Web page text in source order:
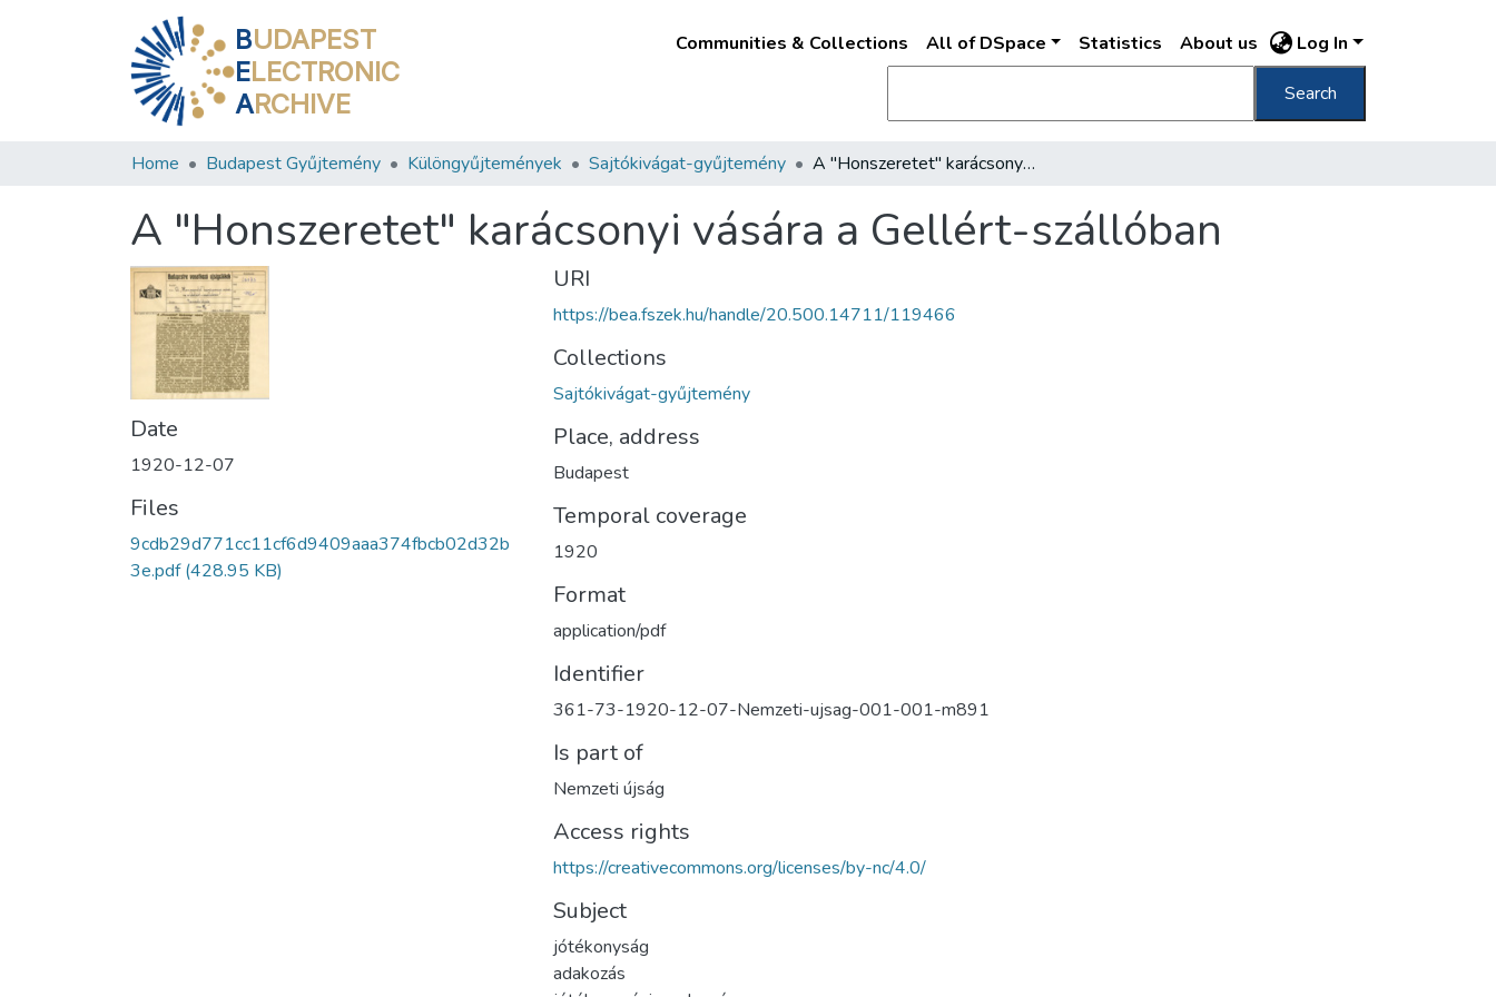
BUDAPEST
ELECTRONIC
ARCHIVE
Communities & Collections All of DSpace Statistics About us Log In
Search
Home Budapest Gyűjtemény Különgyűjtemények Sajtókivágat-gyűjtemény A "Honszeretet" karácsonyi vására a Gellért-szállóban
A "Honszeretet" karácsonyi vására a Gellért-szállóban
Date
1920-12-07
Files
9cdb29d771cc11cf6d9409aaa374fbcb02d32b
3e.pdf(428.95 KB)
URI
https://bea.fszek.hu/handle/20.500.14711/119466
Collections
Sajtókivágat-gyűjtemény
Place, address
Budapest
Temporal coverage
1920
Format
application/pdf
Identifier
361-73-1920-12-07-Nemzeti-ujsag-001-001-m891
Is part of
Nemzeti újság
Access rights
https://creativecommons.org/licenses/by-nc/4.0/
Subject
jótékonyság
adakozás